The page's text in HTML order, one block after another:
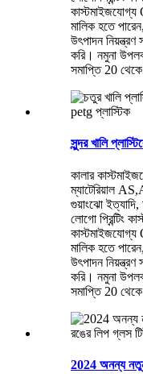
কাস্টমাইজযোগ্য
মালিক হতে
উৎপাদন নিয়ন্ত্রণ
করি। নমুনা
সমাপ্তি 20
সুন্দর খালি
কালার
ম্যাটেরিয়াল
গুয়াংঝো
লোগো প্রিন্টিং
কাস্টমাইজযোগ্য
মালিক হতে
উৎপাদন নিয়ন্ত্রণ
করি। নমুনা
সমাপ্তি 20
2024 অনন্য নতুন